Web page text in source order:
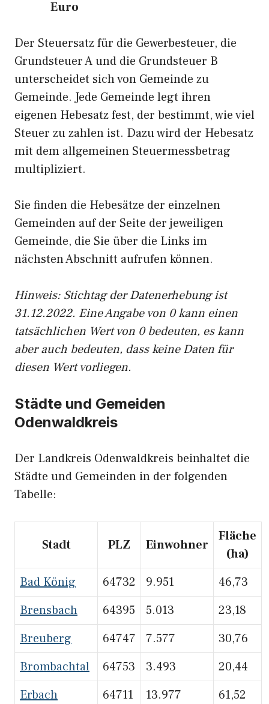
Euro
Der Steuersatz für die Gewerbesteuer, die
Grundsteuer A und die Grundsteuer B
unterscheidet sich von Gemeinde zu
Gemeinde. Jede Gemeinde legt ihren
eigenen Hebesatz fest, der bestimmt, wie viel
Steuer zu zahlen ist. Dazu wird der Hebesatz
mit dem allgemeinen Steuermessbetrag
multipliziert.
Sie finden die Hebesätze der einzelnen
Gemeinden auf der Seite der jeweiligen
Gemeinde, die Sie über die Links im
nächsten Abschnitt aufrufen können.
Hinweis: Stichtag der Datenerhebung ist
31.12.2022. Eine Angabe von 0 kann einen
tatsächlichen Wert von 0 bedeuten, es kann
aber auch bedeuten, dass keine Daten für
diesen Wert vorliegen.
Städte und Gemeiden
Odenwaldkreis
Der Landkreis Odenwaldkreis beinhaltet die
Städte und Gemeinden in der folgenden
Tabelle:
Stadt PLZ Einwohner
Fläche
(ha)
Bad König
64732 9.951
46,73
Brensbach
64395 5.013
23,18
Breuberg
64747 7.577
30,76
Brombachtal
64753 3.493
20,44
Erbach
64711 13.977
61,52